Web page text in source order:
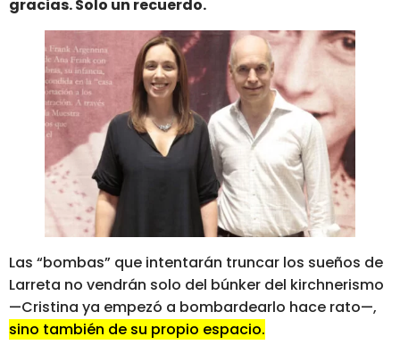
gracias. Solo un recuerdo.
Las “bombas” que intentarán truncar los sueños de
Larreta no vendrán solo del búnker del kirchnerismo
—Cristina ya empezó a bombardearlo hace rato—,
sino también de su propio espacio.